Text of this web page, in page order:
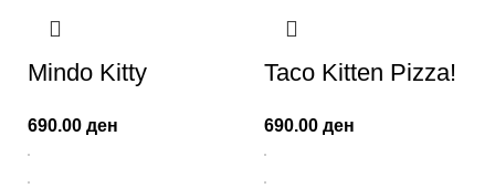
Mindo Kitty
690.00 ден
Taco Kitten Pizza!
690.00 ден